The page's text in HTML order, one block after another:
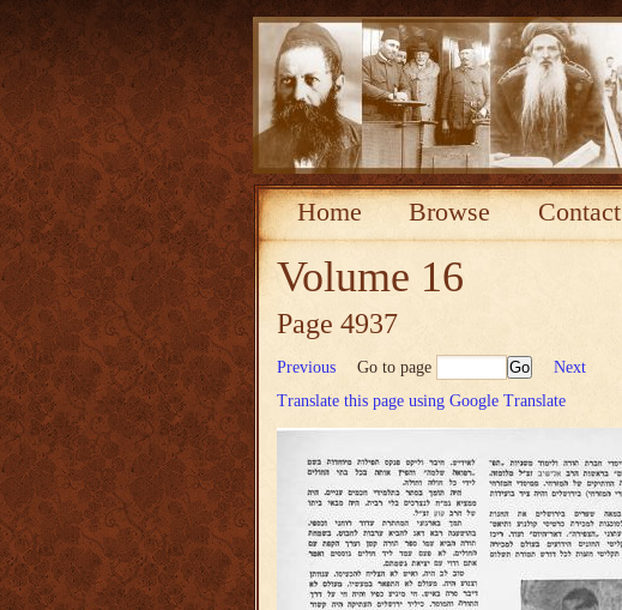
Home Browse Contact
Volume 16
Page 4937
Previous Go to page
Next
Translate this page using Google Translate